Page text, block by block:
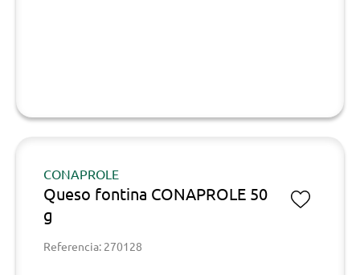
CONAPROLE
Queso fontina CONAPROLE 50
g
Referencia: 270128